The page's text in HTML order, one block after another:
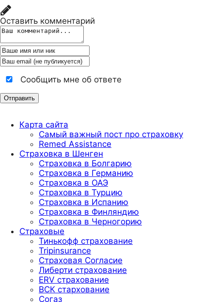
Оставить комментарий
Сообщить мне об ответе
Карта сайта
Самый важный пост про страховку
Remed Assistance
Страховка в Шенген
Страховка в Болгарию
Страховка в Германию
Страховка в ОАЭ
Страховка в Турцию
Страховка в Испанию
Страховка в Финляндию
Страховка в Черногорию
Страховые
Тинькофф страхование
Tripinsurance
Страховая Согласие
Либерти страхование
ERV страхование
ВСК стархование
Согаз